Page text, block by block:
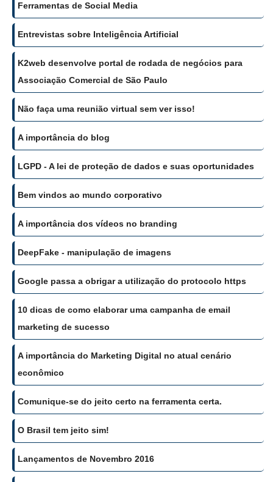
Ferramentas de Social Media
Entrevistas sobre Inteligência Artificial
K2web desenvolve portal de rodada de negócios para
Associação Comercial de São Paulo
Não faça uma reunião virtual sem ver isso!
A importância do blog
LGPD - A lei de proteção de dados e suas oportunidades
Bem vindos ao mundo corporativo
A importância dos vídeos no branding
DeepFake - manipulação de imagens
Google passa a obrigar a utilização do protocolo https
10 dicas de como elaborar uma campanha de email
marketing de sucesso
A importância do Marketing Digital no atual cenário
econômico
Comunique-se do jeito certo na ferramenta certa.
O Brasil tem jeito sim!
Lançamentos de Novembro 2016